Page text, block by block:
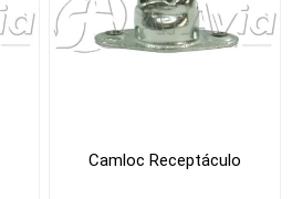
Camloc Receptáculo